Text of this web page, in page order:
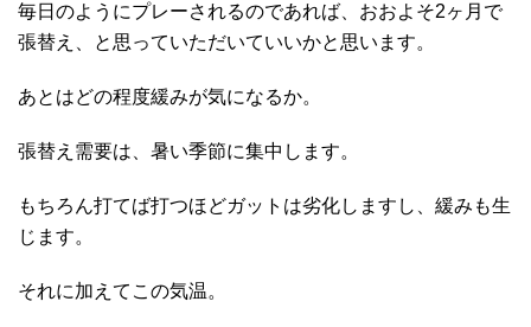
毎日のようにプレーされるのであれば、おおよそ2ヶ月で
張替え、と思っていただいていいかと思います。
あとはどの程度緩みが気になるか。
張替え需要は、暑い季節に集中します。
もちろん打てば打つほどガットは劣化しますし、緩みも生
じます。
それに加えてこの気温。